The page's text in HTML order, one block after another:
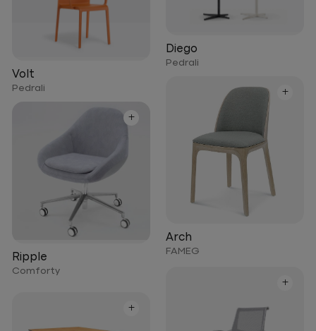
Diego
Pedrali
Volt
Pedrali +
Arch
FAMEG
+
Ripple
Comforty
+
+